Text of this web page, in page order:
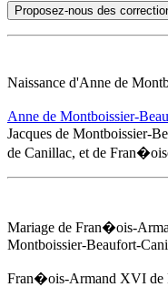
Naissance d'Anne de
Anne de Montboissier-
Jacques de Montboissier-
de Canillac, et de
Mariage de Fran�ois-
Montboissier-Beaufort-
Fran�ois-Armand XVI de